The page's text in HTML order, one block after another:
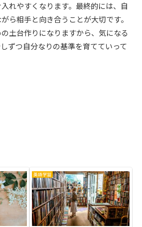
れやすくなります。最終的には、自
ら相手と向き合うことが大切です。
土台作りになりますから、気になる
ずつ自分なりの基準を育てていって
英語学習